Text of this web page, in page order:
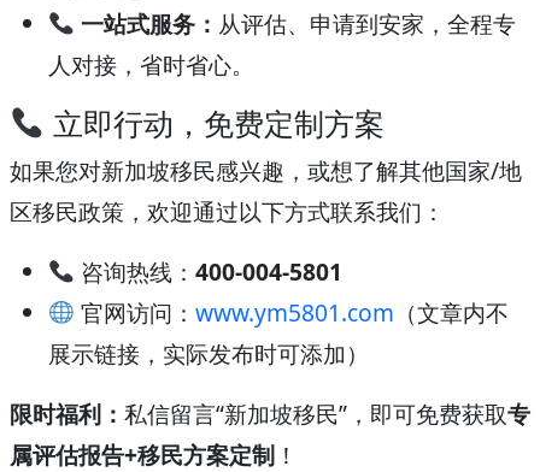
一站式服务： 从评估、申请到安家，全程专
人对接，省时省心。
立即行动，免费定制方案
如果您对新加坡移民感兴趣，或想了解其他国家/地
区移民政策，欢迎通过以下方式联系我们：
咨询热线： 400-004-5801
官网访问： www.ym5801.com （文章内不
展示链接，实际发布时可添加）
限时福利： 私信留言“新加坡移民”，即可免费获取专
属评估报告+移民方案定制 ！